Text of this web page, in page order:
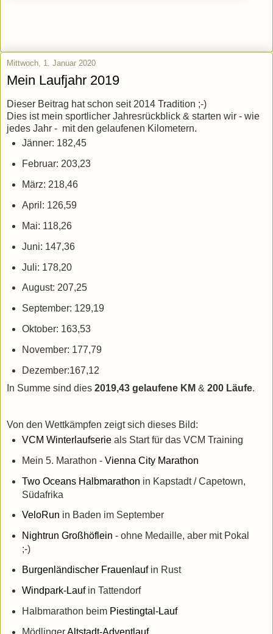
Mittwoch, 1. Januar 2020
Mein Laufjahr 2019
Dieser Beitrag hat schon seit 2014 Tradition ;-)
Dies ist mein sportlicher Jahresrückblick & starten wir - wie
jedes Jahr - mit den gelaufenen Kilometern.
Jänner: 182,45
Februar: 203,23
März: 218,46
April: 126,59
Mai: 118,26
Juni: 147,36
Juli: 178,20
August: 207,25
September: 129,19
Oktober: 163,53
November: 177,79
Dezember:167,12
In Summe sind dies 2019,43 gelaufene KM & 200 Läufe.
Von den Wettkämpfen zeigt sich dieses Bild:
VCM Winterlaufserie als Start für das VCM Training
Mein 5. Marathon - Vienna City Marathon
Two Oceans Halbmarathon in Kapstadt / Capetown,
Südafrika
VeloRun in Baden im September
Nightrun Großhöflein - ohne Medaille, aber mit Pokal
;-)
Burgenländischer Frauenlaufin Rust
Windpark-Laufin Tattendorf
Halbmarathon beim Piestingtal-Lauf
MödlingerAltstadt-Adventlauf